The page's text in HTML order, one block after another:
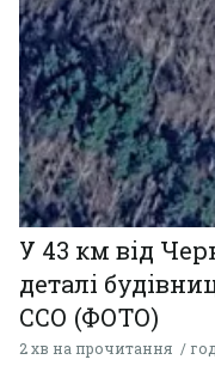
У 43 км від
деталі
ССО (ФОТО)
2 хв на прочитання